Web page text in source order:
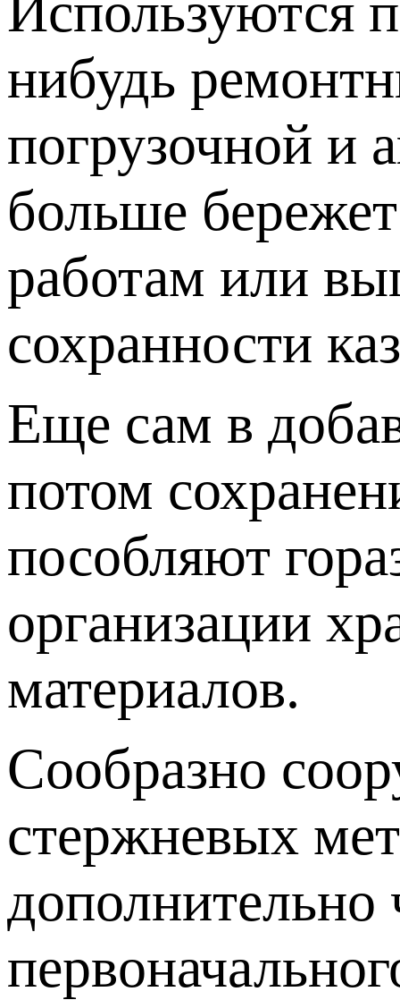
нибудь
погрузочной и
больше
работам или
сохранности
Еще сам в
потом
пособляют
организации
материалов.
Сообразно
стержневых